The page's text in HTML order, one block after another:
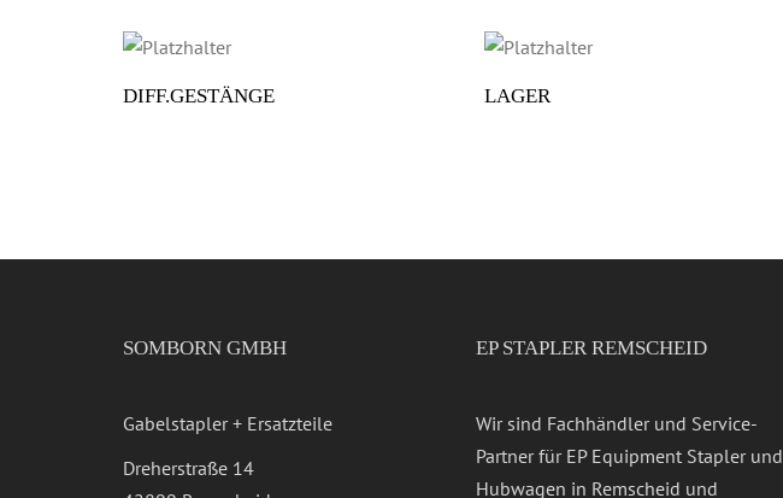
DIFF.GESTÄNGE LAGER
SOMBORN GMBH
Gabelstapler + Ersatzteile
Dreherstraße 14
EP STAPLER REMSCHEID
Wir sind Fachhändler und Service-
Partner für EP Equipment Stapler und
Hubwagen in Remscheid und